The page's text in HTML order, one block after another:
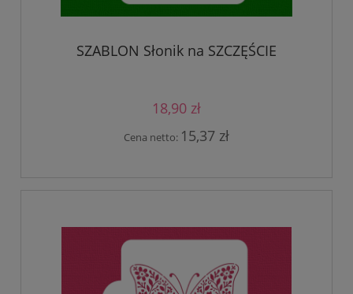
SZABLON Słonik na SZCZĘŚCIE
18,90 zł
Cena netto: 15,37 zł